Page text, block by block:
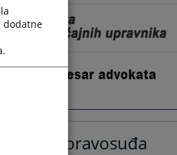
Vijesti iz pravosuđa
dodatne